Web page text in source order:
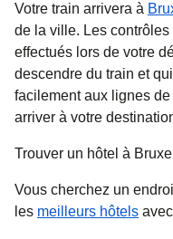
Votre train arrivera à
de la ville. Les
effectués lors de votre
descendre du train et
facilement aux lignes
arriver à votre
Trouver un hôtel à
Vous cherchez un
les meilleurs hôtels